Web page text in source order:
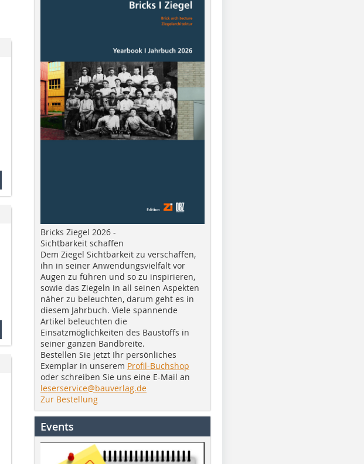
Bricks Ziegel 2026 -
Sichtbarkeit schaffen
Dem Ziegel Sichtbarkeit zu verschaffen,
ihn in seiner Anwendungsvielfalt vor
Augen zu führen und so zu inspirieren,
sowie das Ziegeln in all seinen Aspekten
näher zu beleuchten, darum geht es in
diesem Jahrbuch. Viele spannende
Artikel beleuchten die
Einsatzmöglichkeiten des Baustoffs in
seiner ganzen Bandbreite.
Bestellen Sie jetzt Ihr persönliches
Exemplar in unserem Profil-Buchshop
oder schreiben Sie uns eine E-Mail an
leserservice@bauverlag.de
Zur Bestellung
Events